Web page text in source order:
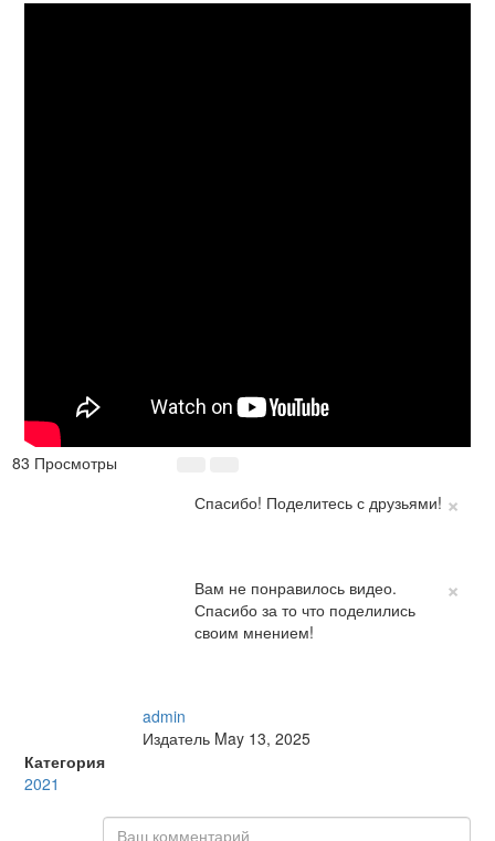
83 Просмотры
×
Спасибо! Поделитесь с друзьями!
×
Вам не понравилось видео.
Спасибо за то что поделились
своим мнением!
admin
Издатель May 13, 2025
Категория
2021